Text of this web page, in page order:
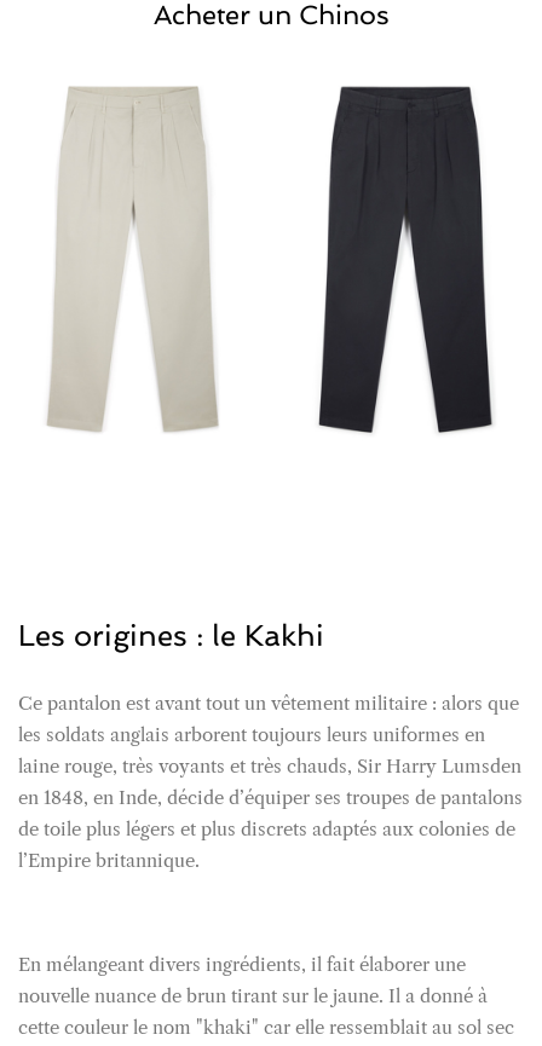
Acheter un Chinos
Les origines : le Kakhi
Ce pantalon est avant tout un vêtement militaire : alors que
les soldats anglais arborent toujours leurs uniformes en
laine rouge, très voyants et très chauds, Sir Harry Lumsden
en 1848, en Inde, décide d’équiper ses troupes de pantalons
de toile plus légers et plus discrets adaptés aux colonies de
l’Empire britannique.
En mélangeant divers ingrédients, il fait élaborer une
nouvelle nuance de brun tirant sur le jaune. Il a donné à
cette couleur le nom "khaki" car elle ressemblait au sol sec